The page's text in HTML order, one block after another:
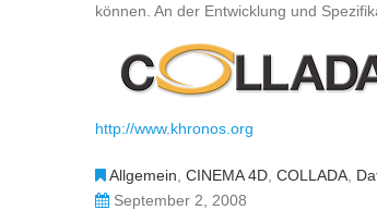
können. An der Entwicklung und
http://www.khronos.org
Allgemein CINEMA 4D COLLADA
September 2, 2008